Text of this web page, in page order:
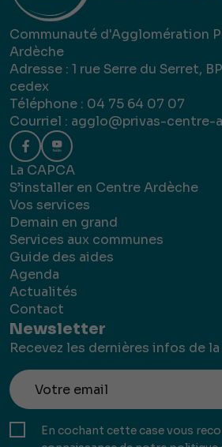
Communauté d'Agglomération
Ardèche
Adresse : 1 rue Serre du Serret,
cedex
Téléphone : 04 75 64 07 07
Courriel : agglo@privas-centre-
La CAPCA
S’installer en Centre Ardèche
Vos services
Demain en grand
Services aux communes
Guide des aides
Agenda
Actualités
Contact
Newsletter
Recevez les dernières infos de
En cochant cette case vous